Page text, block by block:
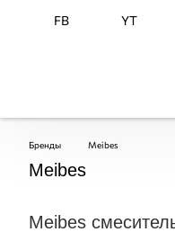
FB YT
Бренды Meibes
Meibes
Meibes